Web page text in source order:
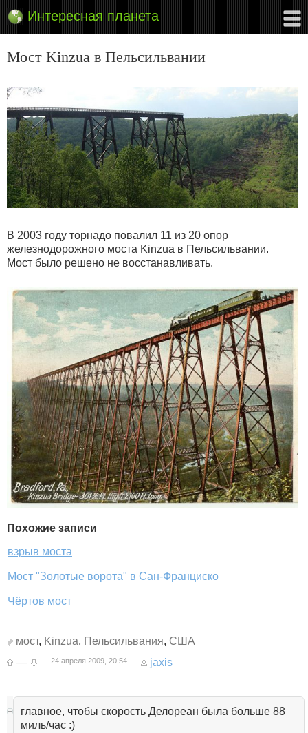
Интересная планета
Мост Kinzua в Пельсильвании
В 2003 году торнадо повалил 11 из 20 опор
железнодорожного моста Kinzua в Пельсильвании.
Мост было решено не восстанавливать.
Похожие записи
взрыв моста
Мост "Золотые ворота" в Сан-Франциско
Чёртов мост
мост, Kinzua, Пельсильвания, США
—
24 апреля 2009, 20:54 jaxis
главное, чтобы скорость Делореан была больше 88
миль/час :)